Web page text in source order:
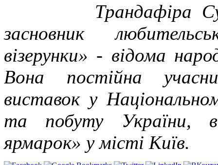
Трандафіра
засновник
візерунки» - відома
Вона постійна
виставок у
та побуту України,
ярмарок» у місті Київ.